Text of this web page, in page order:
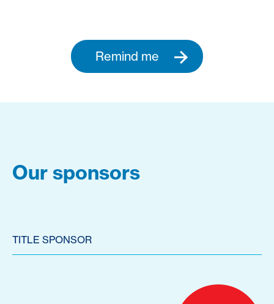
Remind me
Our sponsors
TITLE SPONSOR